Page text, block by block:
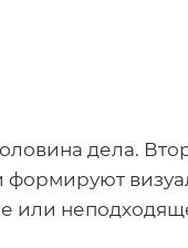
дела.
формируют
или